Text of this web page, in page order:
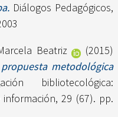
Diálogos Pedagógicos,
Beatriz
(2015)
metodológica
bibliotecológica:
29 (67). pp.